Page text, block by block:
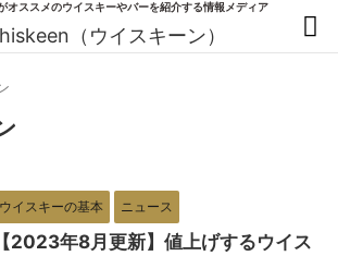
オススメのウイスキーやバーを紹介する情報メディア
ウイスキーの基本 ニュース
【2023年8月更新】値上げするウイス